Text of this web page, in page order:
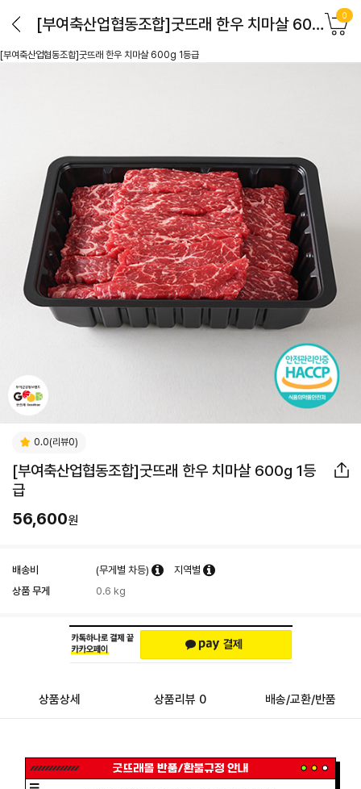
[부여축산업협동조합]굿뜨래 한우 치마살 600g 1등급 0
[부여축산업협동조합]굿뜨래 한우 치마살 600g 1등급
0.0(리뷰0)
[부여축산업협동조합]굿뜨래 한우 치마살 600g 1등
급
56,600원
배송비 (무게별 차등)
지역별
상품 무게
0.6 kg
상품상세 상품리뷰 0 배송/교환/반품